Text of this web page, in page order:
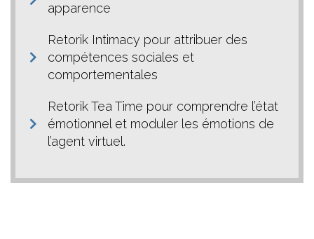
apparence
Retorik Intimacy pour attribuer des
compétences sociales et
comportementales
Retorik Tea Time pour comprendre l’état
émotionnel et moduler les émotions de
l’agent virtuel.